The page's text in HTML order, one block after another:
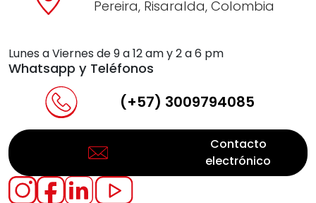
Pereira, Risaralda, Colombia
Lunes a Viernes de 9 a 12 am y 2 a 6 pm
Whatsapp y Teléfonos
(+57) 3009794085
Contacto
electrónico